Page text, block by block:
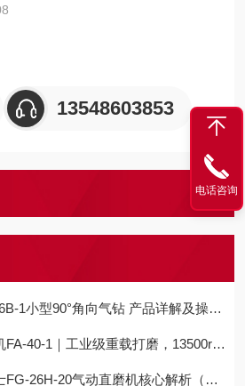
工业润滑、液压供油、精细化工、设
景，是工业流体输送领域通用性、稳
13548603853
90°角向气钻 产品详解及操作保养技术指南
1｜工业级重载打磨，13500rpm大功率核心
20气动直磨机核心解析（高功率+低噪耐用）
电话咨询